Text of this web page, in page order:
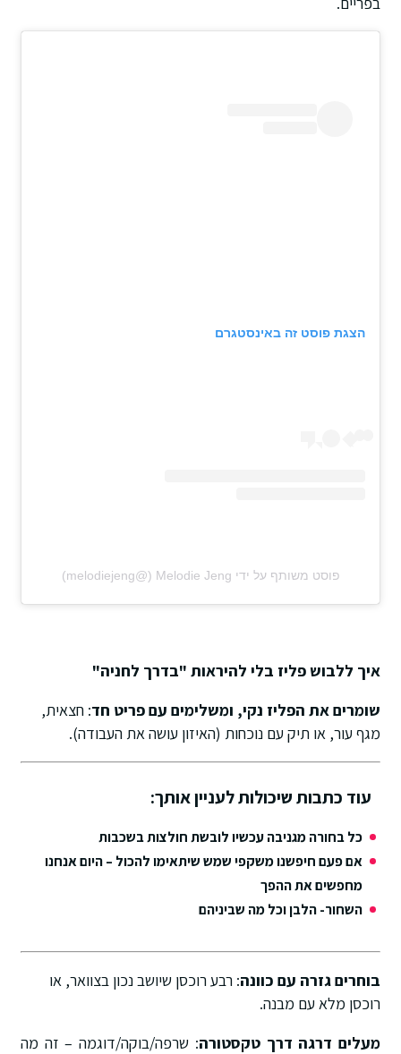
הצגת פוסט זה באינסטגרם
פוסט משותף על ידי ‏‎Melodie Jeng‎‏ (@‏‎melodiejeng‎‏)
איך ללבוש פליז בלי להיראות "בדרך לחניה"
שומרים את הפליז נקי, ומשלימים עם פריט חד: חצאית,
מגף עור, או תיק עם נוכחות (האיזון עושה את העבודה).
עוד כתבות שיכולות לעניין אותך:
כל בחורה מגניבה עכשיו לובשת חולצות בשכבות
אם פעם חיפשנו משקפי שמש שיתאימו להכול – היום אנחנו
מחפשים את ההפך
השחור- הלבן וכל מה שביניהם
בוחרים גזרה עם כוונה: רבע רוכסן שיושב נכון בצוואר, או
רוכסן מלא עם מבנה.
מעלים דרגה דרך טקסטורה: שרפה/בוקה/דוגמה – זה מה